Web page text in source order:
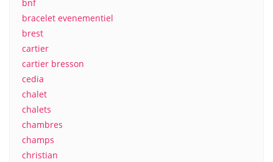
bnf
bracelet evenementiel
brest
cartier
cartier bresson
cedia
chalet
chalets
chambres
champs
christian